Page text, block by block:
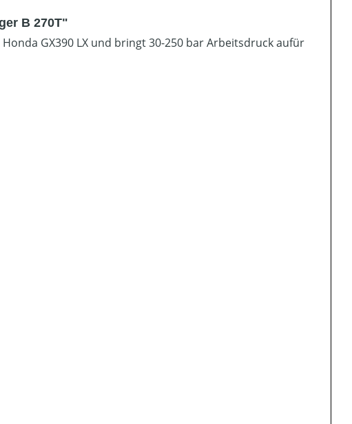
B 270T"
GX390 LX und bringt 30-250 bar Arbeitsdruck aufür